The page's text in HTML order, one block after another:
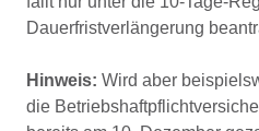
Dauerfristverlängerung
Hinweis: Wird aber
die